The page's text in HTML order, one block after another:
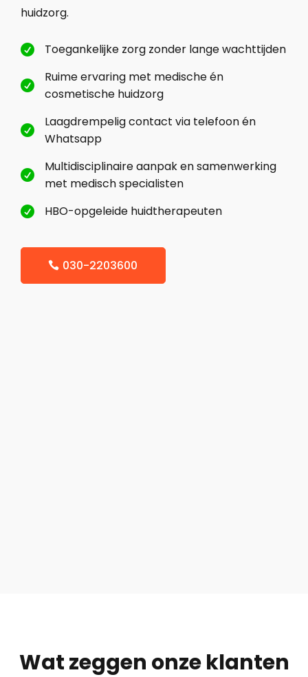
huidzorg.
 Toegankelijke zorg zonder lange wachttijden

Ruime ervaring met medische én
cosmetische huidzorg

Laagdrempelig contact via telefoon én
Whatsapp

Multidisciplinaire aanpak en samenwerking
met medisch specialisten
 HBO-opgeleide huidtherapeuten
030-2203600
Wat zeggen onze klanten